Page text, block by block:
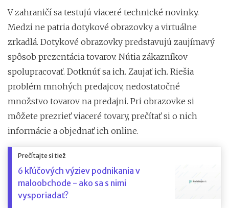
V zahraničí sa testujú viaceré technické novinky.
Medzi ne patria dotykové obrazovky a virtuálne
zrkadlá. Dotykové obrazovky predstavujú zaujímavý
spôsob prezentácia tovarov. Nútia zákazníkov
spolupracovať. Dotknúť sa ich. Zaujať ich. Riešia
problém mnohých predajcov, nedostatočné
množstvo tovarov na predajni. Pri obrazovke si
môžete prezrieť viaceré tovary, prečítať si o nich
informácie a objednať ich online.
Prečítajte si tiež
6 kľúčových výziev podnikania v
maloobchode - ako sa s nimi
vysporiadať?